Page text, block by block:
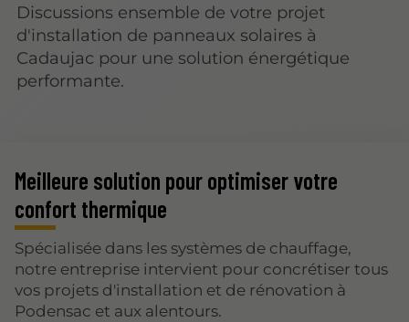
Discussions ensemble de votre projet
d'installation de panneaux solaires à
Cadaujac pour une solution énergétique
performante.
Meilleure solution pour optimiser votre
confort thermique
Spécialisée dans les systèmes de chauffage,
notre entreprise intervient pour concrétiser tous
vos projets d'installation et de rénovation à
Podensac et aux alentours.